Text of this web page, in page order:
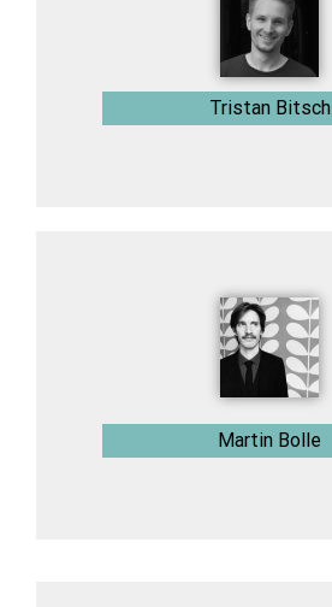
Tristan Bitsch
Martin Bolle